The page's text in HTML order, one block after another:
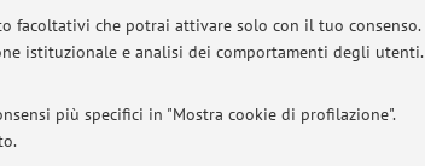
facoltativi che potrai attivare solo con il tuo consenso.
istituzionale e analisi dei comportamenti degli utenti.
più specifici in "Mostra cookie di profilazione".